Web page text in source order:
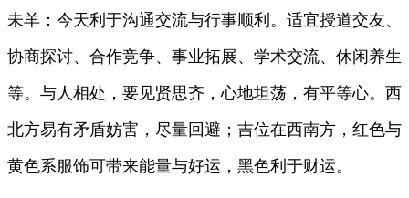
未羊：今天利于沟通交流与行事顺利。适宜授道交友、
协商探讨、合作竞争、事业拓展、学术交流、休闲养生
等。与人相处，要见贤思齐，心地坦荡，有平等心。西
北方易有矛盾妨害，尽量回避；吉位在西南方，红色与
黄色系服饰可带来能量与好运，黑色利于财运。